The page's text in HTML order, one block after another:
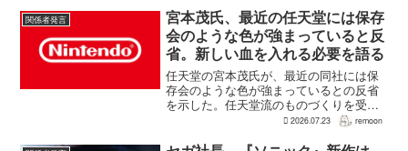
難度のNEW GAME+も用意されてい
る。...
関係者発言
宮本茂氏、最近の任天堂には保存
会のような色が強まっていると反
省。新しい血を入れる必要を語る
任天堂の宮本茂氏が、最近の同社には保
存会のような色が強まっているとの反省
を示した。任天堂流のものづくりを受け
継ぎつつも、昔ながらの形をそのまま続
2026.07.23 remoon